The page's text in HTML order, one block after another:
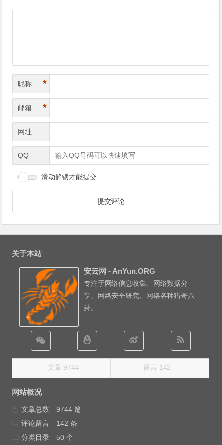
昵称 *
邮箱 *
网址
QQ
滑动解锁才能提交
关于本站
安云网 - AnYun.ORG
专注于网络信息收集、网络数据分
享、网络安全研究、网络各种猎奇八
卦。
文章 9744 留言 142
网站概况
文章总数
9744 篇
评论留言
142 条
分类目录
50 个